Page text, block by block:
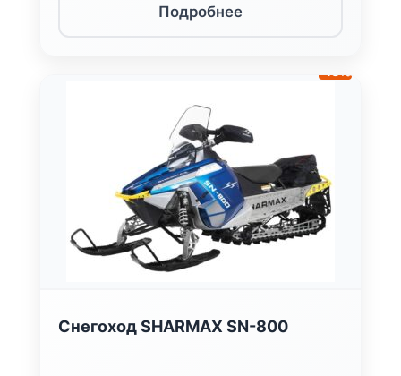
Подробнее
-13%
Снегоход SHARMAX SN-800